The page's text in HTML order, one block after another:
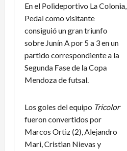
En el Polideportivo La Colonia,
Pedal como visitante
consiguió un gran triunfo
sobre Junín A por 5 a 3 en un
partido correspondiente a la
Segunda Fase de la Copa
Mendoza de futsal.
Los goles del equipo Tricolor
fueron convertidos por
Marcos Ortiz (2), Alejandro
Mari, Cristian Nievas y